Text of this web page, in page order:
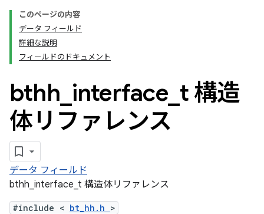
このページの内容
データ フィールド
詳細な説明
フィールドのドキュメント
bthh interface t 構造
体リファレンス
データ フィールド
bthh_interface_t 構造体リファレンス
#include < bt_hh.h >